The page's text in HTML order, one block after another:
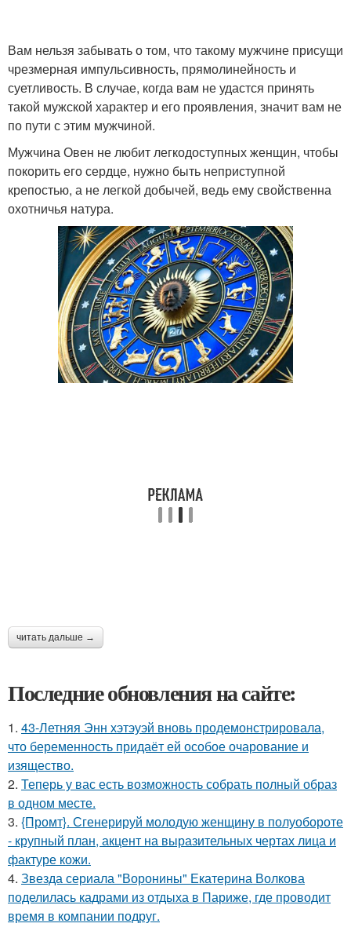
Вам нельзя забывать о том, что такому мужчине присущи
чрезмерная импульсивность, прямолинейность и
суетливость. В случае, когда вам не удастся принять
такой мужской характер и его проявления, значит вам не
по пути с этим мужчиной.
Мужчина Овен не любит легкодоступных женщин, чтобы
покорить его сердце, нужно быть неприступной
крепостью, а не легкой добычей, ведь ему свойственна
охотничья натура.
читать дальше →
Последние обновления на сайте:
1. 43-Летняя Энн хэтэуэй вновь продемонстрировала,
что беременность придаёт ей особое очарование и
изящество.
2. Теперь у вас есть возможность собрать полный образ
в одном месте.
3. {Промт}. Сгенерируй молодую женщину в полуобороте
- крупный план, акцент на выразительных чертах лица и
фактуре кожи.
4. Звезда сериала "Воронины" Екатерина Волкова
поделилась кадрами из отдыха в Париже, где проводит
время в компании подруг.